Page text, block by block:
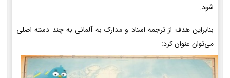
شود.
بنابراین هدف از ترجمه اسناد و مدارک به آلمانی به چند دسته اصلی
می‌توان عنوان کرد: